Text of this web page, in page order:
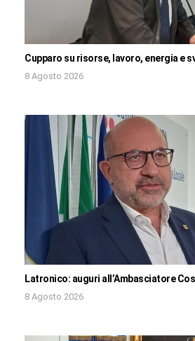
Cupparo su risorse, lavoro, energia e
8 Agosto 2026
Latronico: auguri all’Ambasciatore
8 Agosto 2026